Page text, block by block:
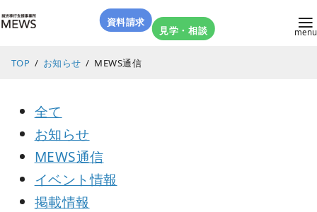
コ
ン
テ
資料請求
見学・相談
TOP お知らせ MEWS通信
全て
お知らせ
MEWS通信
イベント情報
掲載情報